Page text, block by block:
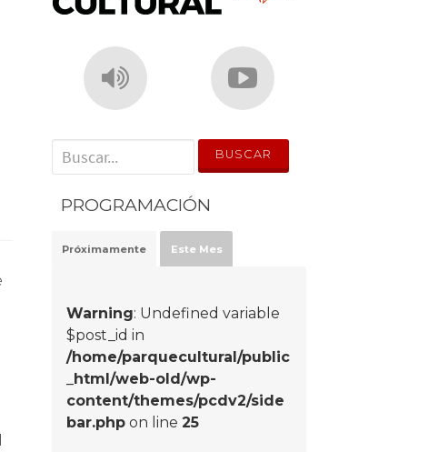
' . __('Search for:') . '
PROGRAMACIÓN
Próximamente Este Mes
Warning: Undefined variable
$post_id in
/home/parquecultural/public
_html/web-old/wp-
content/themes/pcdv2/side
bar.php on line25